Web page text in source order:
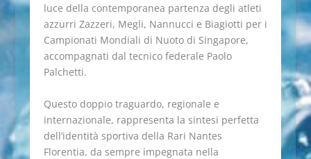
luce della contemporanea partenza degli atleti
azzurri Zazzeri, Megli, Nannucci e Biagiotti per i
Campionati Mondiali di Nuoto di Singapore,
accompagnati dal tecnico federale Paolo
Palchetti.
Questo doppio traguardo, regionale e
internazionale, rappresenta la sintesi perfetta
dell’identità sportiva della Rari Nantes
Florentia, da sempre impegnata nella